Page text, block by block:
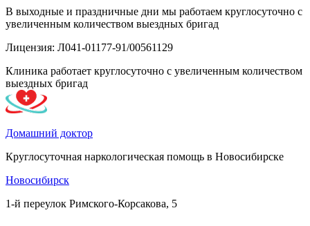
В выходные и праздничные дни мы работаем круглосуточно с
увеличенным количеством выездных бригад
Лицензия: Л041-01177-91/00561129
Клиника работает круглосуточно с увеличенным количеством
выездных бригад
Домашний доктор
Круглосуточная наркологическая помощь в Новосибирске
Новосибирск
1-й переулок Римского-Корсакова, 5